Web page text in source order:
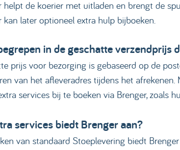
helpt de koerier met uitladen en brengt de
kan later optioneel extra hulp bijboeken.
in de geschatte verzendprijs
prijs voor bezorging is gebaseerd op de
van het afleveradres tijdens het
services bij te boeken via Brenger, zoals
services biedt Brenger aan?
van standaard Stoeplevering biedt